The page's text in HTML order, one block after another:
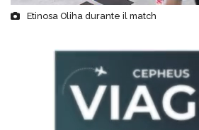
Etinosa Oliha durante il match